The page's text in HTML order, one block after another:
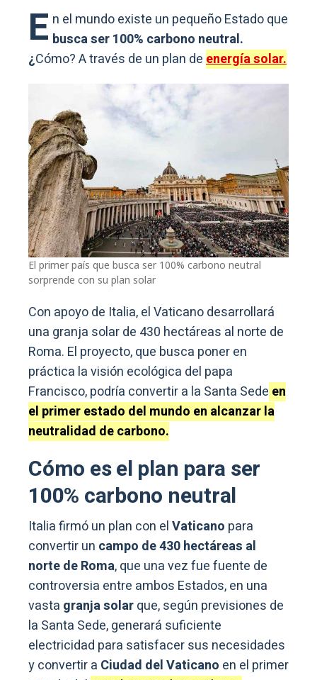
E n el mundo existe un pequeño Estado que
busca ser 100% carbono neutral.
¿Cómo? A través de un plan deenergía solar.
El primer país que busca ser 100% carbono neutral
sorprende con su plan solar
Con apoyo de Italia, el Vaticano desarrollará
una granja solar de 430 hectáreas al norte de
Roma. El proyecto, que busca poner en
práctica la visión ecológica del papa
Francisco, podría convertir a la Santa Sede en
el primer estado del mundo en alcanzar la
neutralidad de carbono.
Cómo es el plan para ser
100% carbono neutral
Italia firmó un plan con elVaticano para
convertir un campo de 430 hectáreas al
norte de Roma, que una vez fue fuente de
controversia entre ambos Estados, en una
vasta granja solarque, según previsiones de
la Santa Sede, generará suficiente
electricidad para satisfacer sus necesidades
y convertir a Ciudad del Vaticano en el primer